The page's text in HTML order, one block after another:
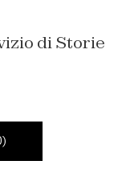
di Storie